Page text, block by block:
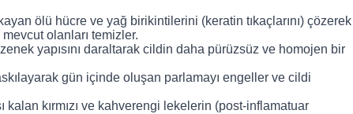
ölü hücre ve yağ birikintilerini (keratin tıkaçlarını) çözerek
olanları temizler.
yapısını daraltarak cildin daha pürüzsüz ve homojen bir
gün içinde oluşan parlamayı engeller ve cildi
kalan kırmızı ve kahverengi lekelerin (post-inflamatuar